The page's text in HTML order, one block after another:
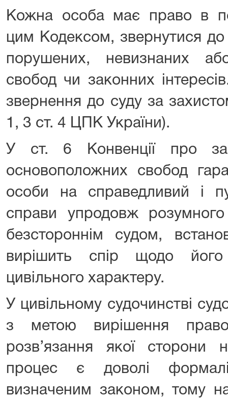
Кожна особа має право в
цим Кодексом, звернутися до
порушених, невизнаних
свобод чи законних
звернення до суду за
1, 3 ст. 4 ЦПК України).
У ст. 6 Конвенції про
основоположних свобод
особи на справедливий і
справи упродовж
безстороннім судом,
вирішить спір щодо
цивільного характеру.
У цивільному судочинстві
з метою вирішення
розв’язання якої
процес є доволі
визначеним законом, тому